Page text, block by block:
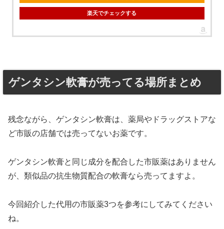
楽天でチェックする
ゲンタシン軟膏が売ってる場所まとめ
残念ながら、ゲンタシン軟膏は、薬局やドラッグストアな
ど市販の店舗では売ってないお薬です。
ゲンタシン軟膏と同じ成分を配合した市販薬はありません
が、類似品の抗生物質配合の軟膏なら売ってますよ。
今回紹介した代用の市販薬3つを参考にしてみてください
ね。